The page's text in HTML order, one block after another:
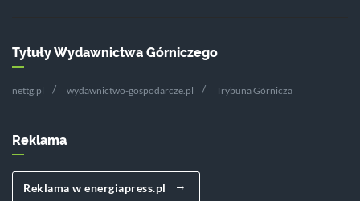
Tytuły Wydawnictwa Górniczego
nettg.pl wydawnictwo-gospodarcze.pl Trybuna Górnicza
Reklama
Reklama w energiapress.pl